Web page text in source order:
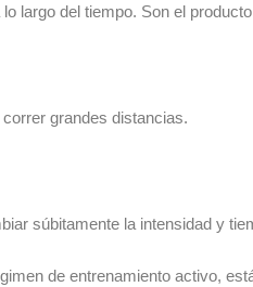
largo del tiempo. Son el
grandes distancias.
súbitamente la intensidad y
de entrenamiento activo,